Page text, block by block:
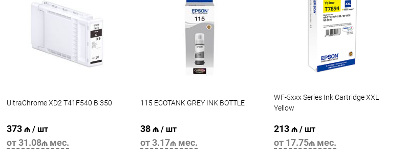
UltraChrome XD2 T41F540 B 350
373 ₼ / шт
от 31.08₼ мес.
115 ECOTANK GREY INK BOTTLE
38 ₼ / шт
от 3.17₼ мес.
WF-5xxx Series Ink Cartridge XXL
Yellow
213 ₼ / шт
от 17.75₼ мес.